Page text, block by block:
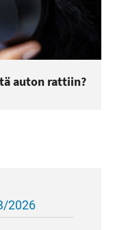
auton rattiin?
2026